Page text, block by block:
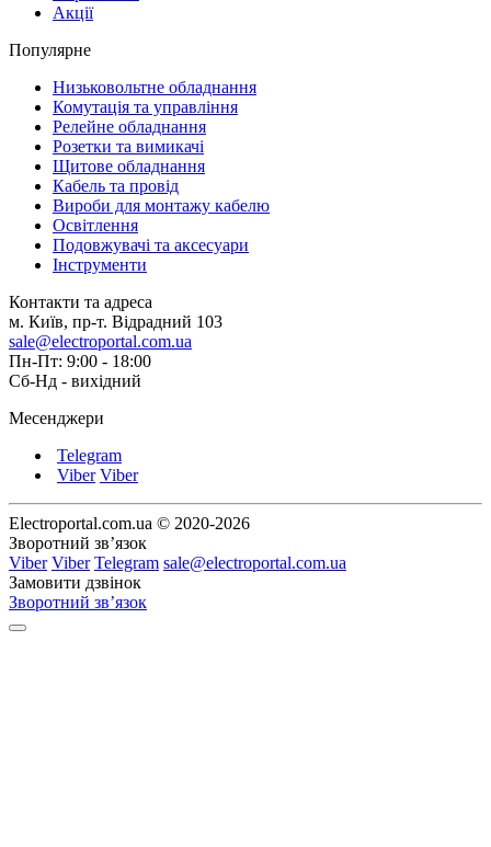
Акції
Популярне
Низьковольтне обладнання
Комутація та управління
Релейне обладнання
Розетки та вимикачі
Щитове обладнання
Кабель та провід
Вироби для монтажу кабелю
Освітлення
Подовжувачі та аксесуари
Інструменти
Контакти та адреса
м. Київ, пр-т. Відрадний 103
sale@electroportal.com.ua
Пн-Пт: 9:00 - 18:00
Сб-Нд - вихідний
Месенджери
Telegram
Viber Viber
Electroportal.com.ua © 2020-2026
Зворотний зв’язок
Viber Viber Telegram sale@electroportal.com.ua
Замовити дзвінок
Зворотний зв’язок